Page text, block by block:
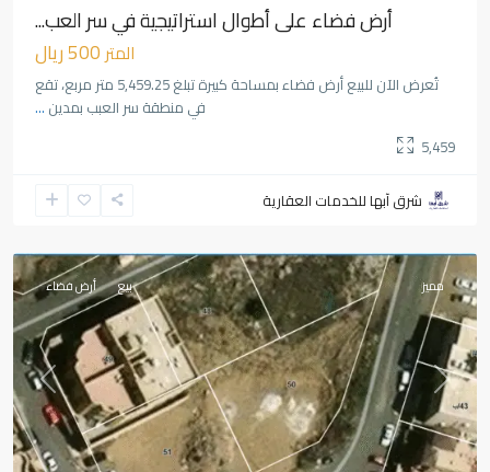
أرض فضاء على أطوال استراتيجية في سر العب...
المتر500 ريال
تُعرض الآن للبيع أرض فضاء بمساحة كبيرة تبلغ 5,459.25 متر مربع، تقع
في منطقة سر العبب بمدين ...
5,459
شرق آبها للخدمات العقاريةالمنسك,
Next
مميز بيع أرض فضاء